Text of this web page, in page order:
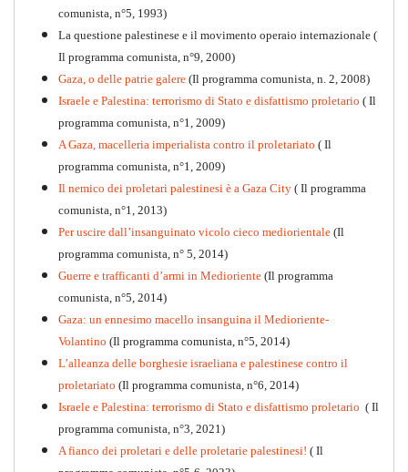
Per la difesa intransigente
comunista, n°5, 1993)
La questione palestinese e il movimento operaio internazionale (
Il programma comunista, n°9, 2000)
Gaza, o delle patrie galere (Il programma comunista, n. 2, 2008)
Israele e Palestina: terrorismo di Stato e disfattismo proletario ( Il
programma comunista, n°1, 2009)
A Gaza, macelleria imperialista contro il proletariato ( Il
programma comunista, n°1, 2009)
Il nemico dei proletari palestinesi è a Gaza City ( Il programma
comunista, n°1, 2013)
Per uscire dall’insanguinato vicolo cieco mediorientale (Il
programma comunista, n° 5, 2014)
Guerre e trafficanti d’armi in Medioriente (Il programma
comunista, n°5, 2014)
Gaza: un ennesimo macello insanguina il Medioriente-
Volantino (Il programma comunista, n°5, 2014)
L’alleanza delle borghesie israeliana e palestinese contro il
proletariato (Il programma comunista, n°6, 2014)
Israele e Palestina: terrorismo di Stato e disfattismo proletario ( Il
programma comunista, n°3, 2021)
A fianco dei proletari e delle proletarie palestinesi! ( Il